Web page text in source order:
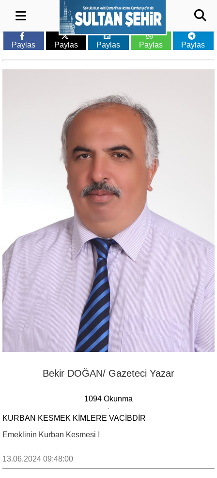
Paylas Paylas Paylas Paylas Paylas
Bekir DOĞAN/ Gazeteci Yazar
1094 Okunma
KURBAN KESMEK KIMLERE VACIBDIR
Emeklinin Kurban Kesmesi !
13.06.2024 09:48:00